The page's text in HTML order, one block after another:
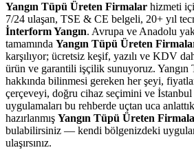
Yangın Tüpü Üreten Firmalar hizmeti
7/24 ulaşan, TSE & CE belgeli, 20+ yıl
İnterform Yangın. Avrupa ve Anadolu
tamamında Yangın Tüpü Üreten
karşılıyor; ücretsiz keşif, yazılı ve KDV
ürün ve garantili işçilik sunuyoruz. Yangın
hakkında bilinmesi gereken her şeyi,
çerçeveyi, doğru cihaz seçimini ve
uygulamaları bu rehberde uçtan uca
hazırlanmış Yangın Tüpü Üreten
bulabilirsiniz — kendi bölgenizdeki
ulaşırsınız.